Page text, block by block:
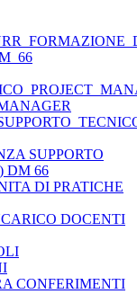
SUPPORTO
DM 66
DI PRATICHE
DOCENTI
CONFERIMENTI